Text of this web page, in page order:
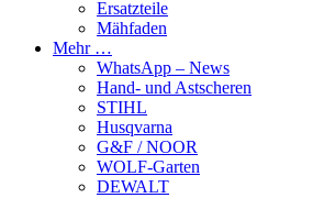
Ersatzteile
Mähfaden
Mehr …
WhatsApp – News
Hand- und Astscheren
STIHL
Husqvarna
G&F / NOOR
WOLF-Garten
DEWALT